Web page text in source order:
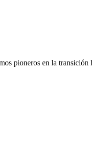
pioneros en la